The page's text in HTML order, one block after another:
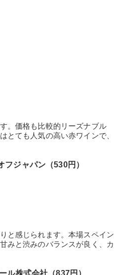
。価格も比較的リーズナブル
とても人気の高い赤ワインで、
ジャパン（530円）
と感じられます。本場スペイン
みと渋みのバランスが良く、カ
ル株式会社（837円）